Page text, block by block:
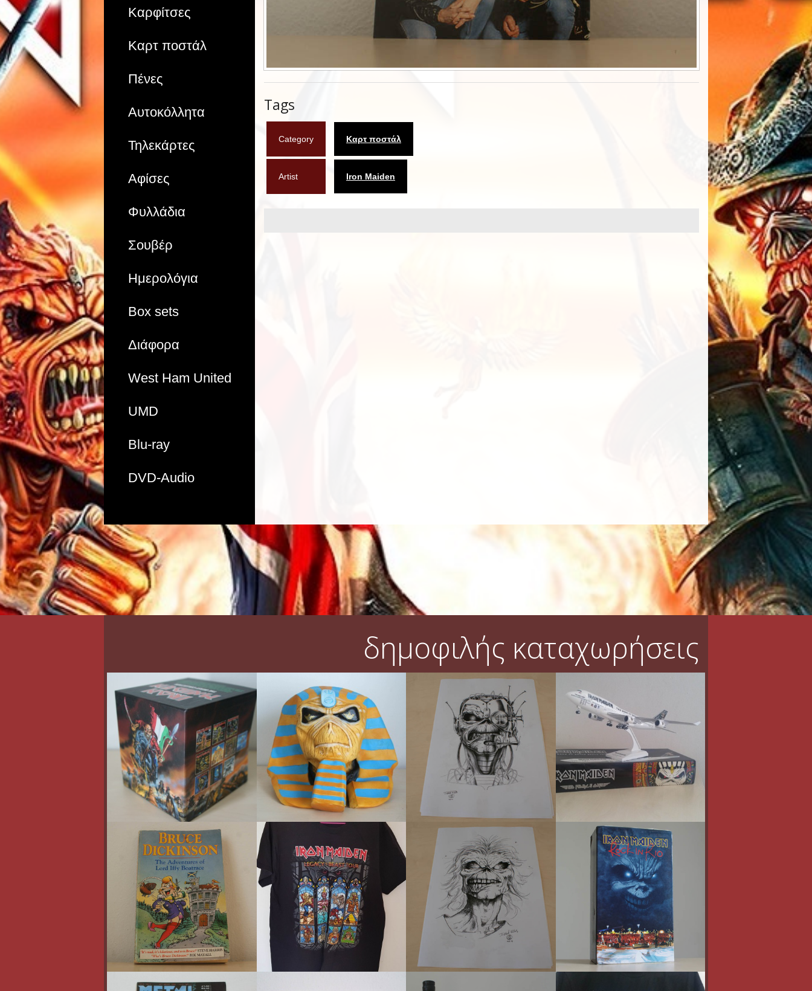
Καρφίτσες
Καρτ ποστάλ
Πένες
Αυτοκόλλητα
Τηλεκάρτες
Αφίσες
Φυλλάδια
Σουβέρ
Ημερολόγια
Box sets
Διάφορα
West Ham United
UMD
Blu-ray
DVD-Audio
Tags
Category Καρτ ποστάλ
Artist Iron Maiden
δημοφιλής καταχωρήσεις